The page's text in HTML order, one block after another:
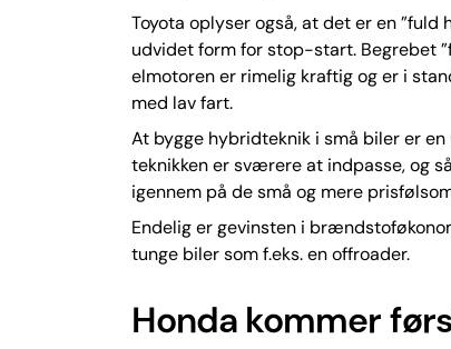
Toyota oplyser også, at det er en ”fuld
udvidet form for stop-start. Begrebet
elmotoren er rimelig kraftig og er i
med lav fart.
At bygge hybridteknik i små biler er
teknikken er sværere at indpasse, og
igennem på de små og mere
Endelig er gevinsten i
tunge biler som f.eks. en offroader.
Honda kommer